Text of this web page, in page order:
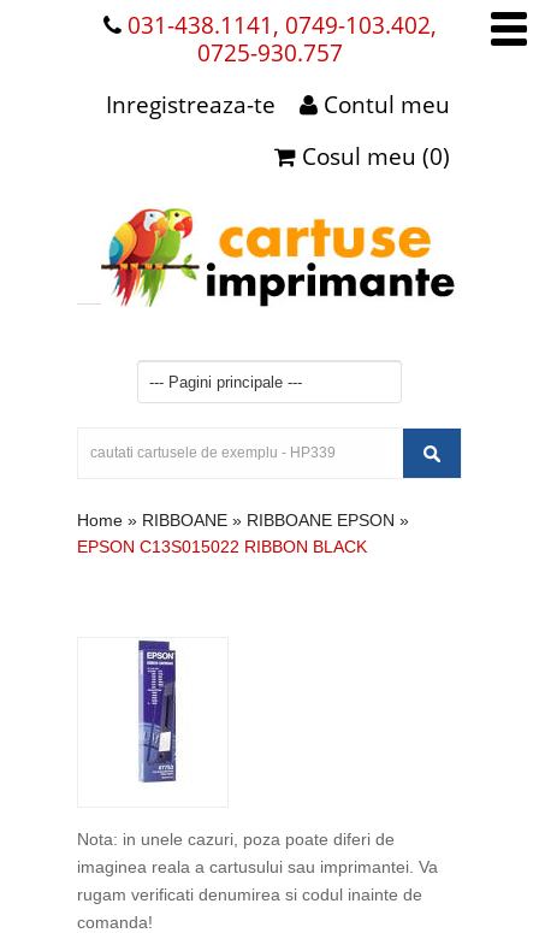
031-438.1141, 0749-103.402,
0725-930.757
Contul meu
Inregistreaza-te
Cosul meu (0)
Home » RIBBOANE » RIBBOANE EPSON »
EPSON C13S015022 RIBBON BLACK
Nota: in unele cazuri, poza poate diferi de
imaginea reala a cartusului sau imprimantei. Va
rugam verificati denumirea si codul inainte de
comanda!